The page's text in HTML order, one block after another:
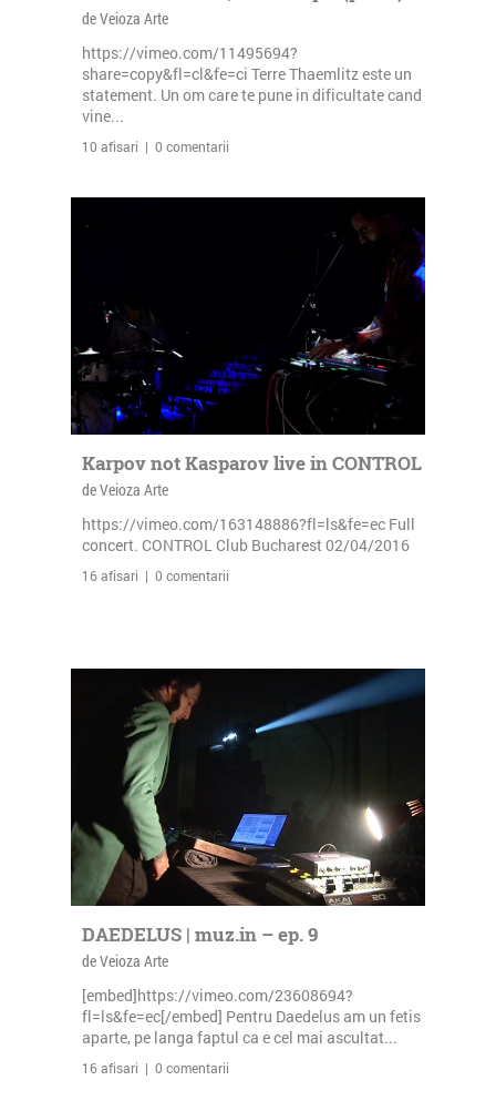
de Veioza Arte
https://vimeo.com/11495694?
share=copy&fl=cl&fe=ci Terre Thaemlitz este un
statement. Un om care te pune in dificultate cand
vine...
10 afisari | 0 comentarii
Karpov not Kasparov live in CONTROL
de Veioza Arte
https://vimeo.com/163148886?fl=ls&fe=ec Full
concert. CONTROL Club Bucharest 02/04/2016
16 afisari | 0 comentarii
DAEDELUS | muz.in – ep. 9
de Veioza Arte
[embed]https://vimeo.com/23608694?
fl=ls&fe=ec[/embed] Pentru Daedelus am un fetis
aparte, pe langa faptul ca e cel mai ascultat...
16 afisari | 0 comentarii